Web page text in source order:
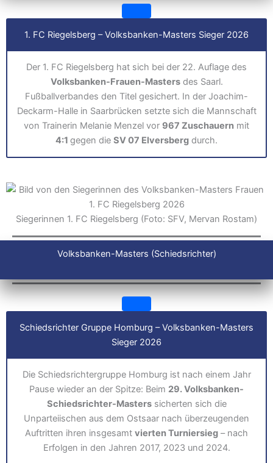
1. FC Riegelsberg – Volksbanken-Masters Sieger 2026
Der 1. FC Riegelsberg hat sich bei der 22. Auflage des
Volksbanken-Frauen-Mastersdes Saarl.
Fußballverbandes den Titel gesichert. In der Joachim-
Deckarm-Halle in Saarbrücken setzte sich die Mannschaft
von Trainerin Melanie Menzel vor 967 Zuschauern mit
4:1 gegen die SV 07 Elversberg durch.
Siegerinnen 1. FC Riegelsberg (Foto: SFV, Mervan Rostam)
Volksbanken-Masters (Schiedsrichter)
Schiedsrichter Gruppe Homburg – Volksbanken-Masters
Sieger 2026
Die Schiedsrichtergruppe Homburg ist nach einem Jahr
Pause wieder an der Spitze: Beim 29. Volksbanken-
Schiedsrichter-Masterssicherten sich die
Unparteiischen aus dem Ostsaar nach überzeugenden
Auftritten ihren insgesamt vierten Turniersieg – nach
Erfolgen in den Jahren 2017, 2023 und 2024.